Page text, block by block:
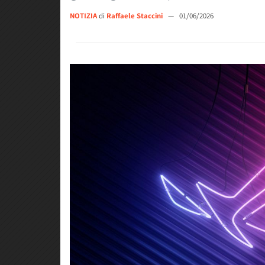
NOTIZIAdi Raffaele Staccini — 01/06/2026